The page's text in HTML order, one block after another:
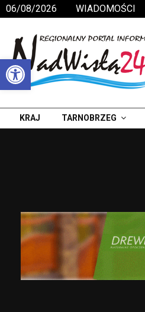
Otwórz pasek narzędzi
06/08/2026 WIADOMOŚCI
KRAJ TARNOBRZEG